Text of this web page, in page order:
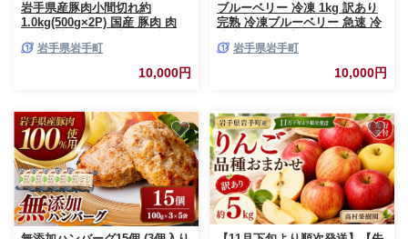
岩手県産豚肉小間切れ約
1.0kg(500g×2P) 国産 豚肉 肉
旨み 料理 焼肉 野菜炒め 生姜焼
岩手県岩手町
10,000円
ブルーベリー 冷凍 1kg 訳あり
完熟 冷凍ブルーベリー 急速 冷
フルーツ 果物
岩手県岩手町
10,000円